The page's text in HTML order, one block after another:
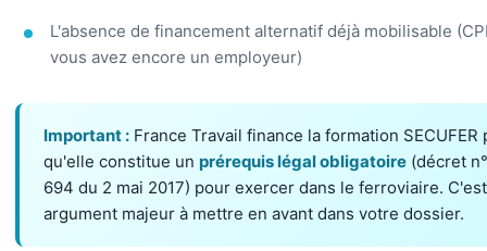
L'absence de financement alternatif déjà mobilisable
vous avez encore un employeur)
Important : France Travail finance la formation SECUFER
qu'elle constitue un prérequis légal obligatoire (décret
694 du 2 mai 2017) pour exercer dans le ferroviaire.
argument majeur à mettre en avant dans votre dossier.